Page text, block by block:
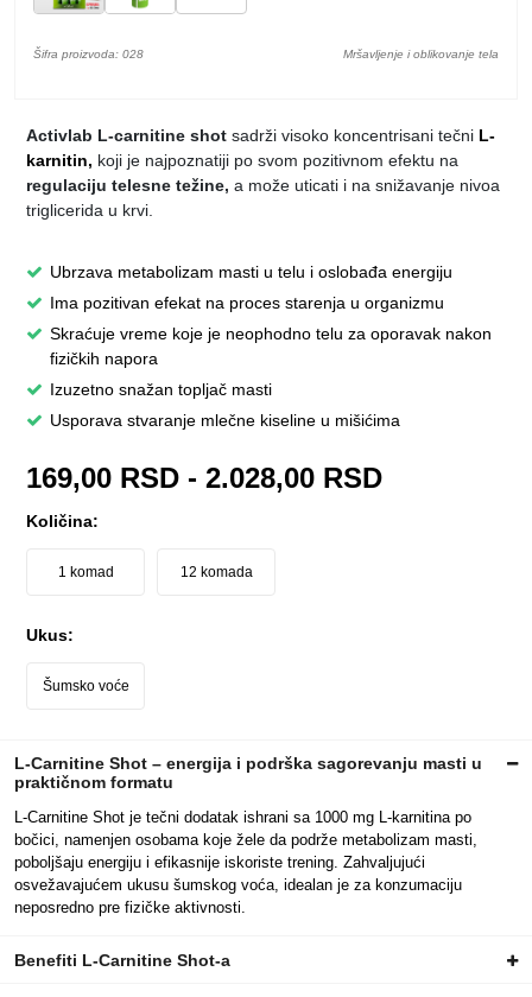
Šifra proizvoda: 028 Mršavljenje i oblikovanje tela
Activlab L-carnitine shot sadrži visoko koncentrisani tečni L-
karnitin, koji je najpoznatiji po svom pozitivnom efektu na
regulaciju telesne težine, a može uticati i na snižavanje nivoa
triglicerida u krvi.
Ubrzava metabolizam masti u telu i oslobađa energiju
Ima pozitivan efekat na proces starenja u organizmu
Skraćuje vreme koje je neophodno telu za oporavak nakon
fizičkih napora
Izuzetno snažan topljač masti
Usporava stvaranje mlečne kiseline u mišićima
169,00 RSD - 2.028,00 RSD
Količina:
1 komad 12 komada
Ukus:
Šumsko voće
L-Carnitine Shot – energija i podrška sagorevanju masti u
praktičnom formatu
L-Carnitine Shot je tečni dodatak ishrani sa 1000 mg L-karnitina po
bočici, namenjen osobama koje žele da podrže metabolizam masti,
poboljšaju energiju i efikasnije iskoriste trening. Zahvaljujući
osvežavajućem ukusu šumskog voća, idealan je za konzumaciju
neposredno pre fizičke aktivnosti.
Benefiti L-Carnitine Shot-a